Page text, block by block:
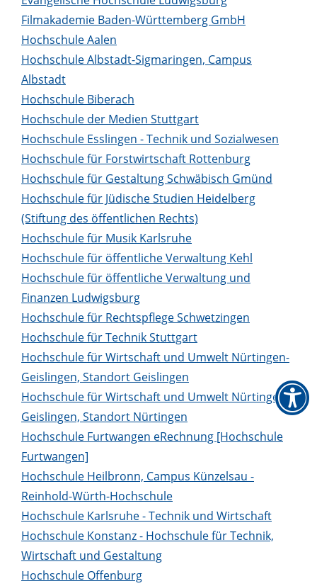
Filmakademie Baden-Württemberg GmbH
Hochschule Aalen
Hochschule Albstadt-Sigmaringen, Campus
Albstadt
Hochschule Biberach
Hochschule der Medien Stuttgart
Hochschule Esslingen - Technik und Sozialwesen
Hochschule für Forstwirtschaft Rottenburg
Hochschule für Gestaltung Schwäbisch Gmünd
Hochschule für Jüdische Studien Heidelberg
(Stiftung des öffentlichen Rechts)
Hochschule für Musik Karlsruhe
Hochschule für öffentliche Verwaltung Kehl
Hochschule für öffentliche Verwaltung und
Finanzen Ludwigsburg
Hochschule für Rechtspflege Schwetzingen
Hochschule für Technik Stuttgart
Hochschule für Wirtschaft und Umwelt Nürtingen-
Geislingen, Standort Geislingen
Hochschule für Wirtschaft und Umwelt Nürtingen-
Geislingen, Standort Nürtingen
Hochschule Furtwangen eRechnung [Hochschule
Furtwangen]
Hochschule Heilbronn, Campus Künzelsau -
Reinhold-Würth-Hochschule
Hochschule Karlsruhe - Technik und Wirtschaft
Hochschule Konstanz - Hochschule für Technik,
Wirtschaft und Gestaltung
Hochschule Offenburg